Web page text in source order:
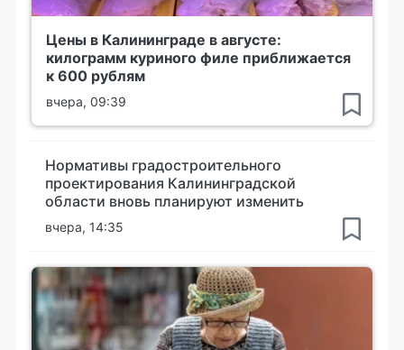
Цены в Калининграде в августе:
килограмм куриного филе приближается
к 600 рублям
вчера, 09:39
Нормативы градостроительного
проектирования Калининградской
области вновь планируют изменить
вчера, 14:35